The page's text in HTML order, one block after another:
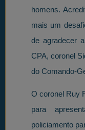
homens.
mais um
de agradecer
CPA, coronel
do Comando-
O coronel Ruy
para
policiamento